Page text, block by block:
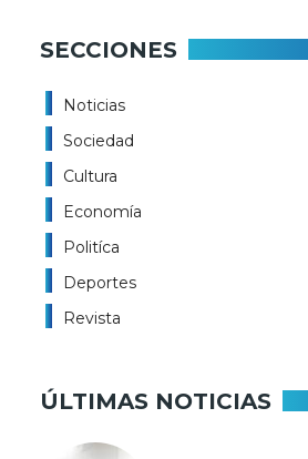
SECCIONES
Noticias
Sociedad
Cultura
Economía
Politíca
Deportes
Revista
ÚLTIMAS NOTICIAS